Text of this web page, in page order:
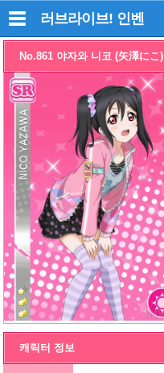
러브라이브! 인벤
No.861 야자와 니코 (矢澤にこ)
캐릭터 정보